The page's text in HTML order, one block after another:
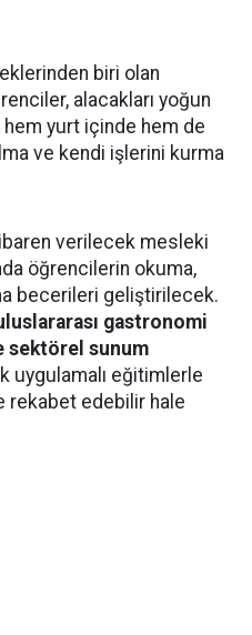
biri olan
alacakları yoğun
yurt içinde hem de
ve kendi işlerini kurma
verilecek mesleki
öğrencilerin okuma,
becerileri geliştirilecek.
gastronomi
sektörel sunum
uygulamalı eğitimlerle
rekabet edebilir hale